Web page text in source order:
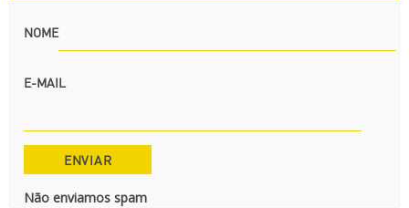
NOME
E-MAIL
Não enviamos spam